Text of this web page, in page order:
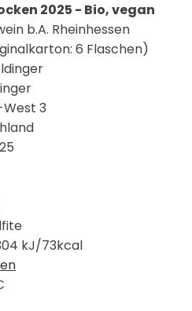
2025 - Bio, vegan
b.A. Rheinhessen
6 Flaschen)
3
kJ/73kcal